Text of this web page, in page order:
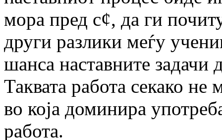
мора пред с¢, да ги
други разлики меѓу
шанса наставните задачи
Таквата работа секако не
во која доминира
работа.